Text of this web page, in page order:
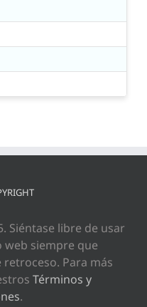
Siéntase libre de usar
web siempre que
Para más
Términos y
.